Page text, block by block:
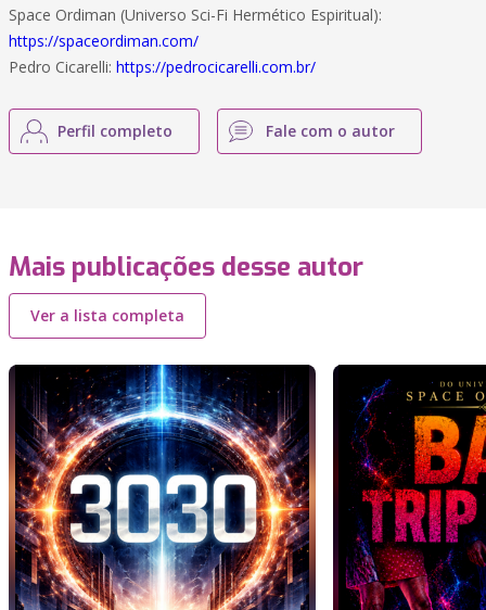
Space Ordiman (Universo Sci-Fi Hermético Espiritual):
https://spaceordiman.com/
Pedro Cicarelli: https://pedrocicarelli.com.br/
Perfil completo Fale com o autor
Mais publicações desse autor
Ver a lista completa